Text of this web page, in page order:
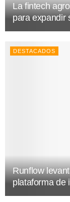
La fintech
para expandir
DESTACADOS
Runflow
plataforma de